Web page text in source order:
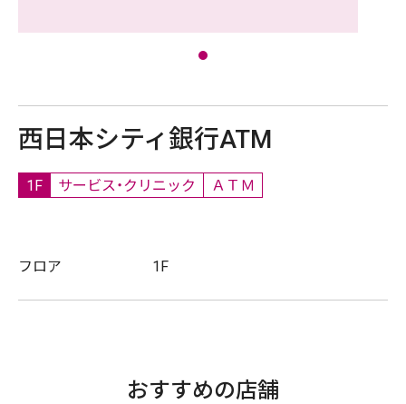
西日本シティ銀行ATM
1F サービス・クリニック ＡＴＭ
フロア 1F
おすすめの店舗